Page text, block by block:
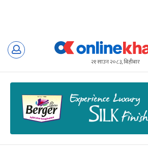
Skip
२१ साउन २०८३, बिहीबार